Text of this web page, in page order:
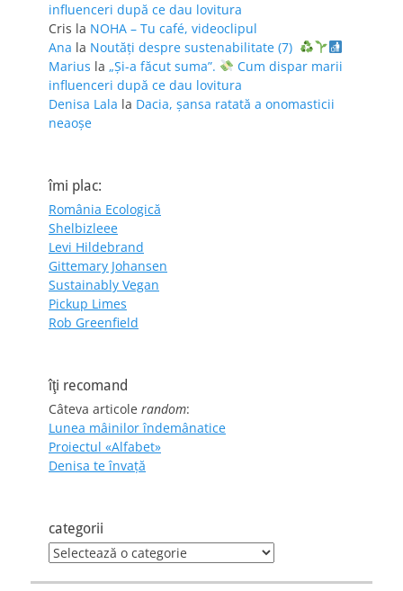
influenceri după ce dau lovitura
Cris la NOHA – Tu café, videoclipul
Ana la Noutăți despre sustenabilitate (7)
Marius la „Și-a făcut suma”.
Cum dispar marii
influenceri după ce dau lovitura
Denisa Lala la Dacia, șansa ratată a onomasticii
neaoșe
îmi plac:
România Ecologică
Shelbizleee
Levi Hildebrand
Gittemary Johansen
Sustainably Vegan
Pickup Limes
Rob Greenfield
îţi recomand
Câteva articole random:
Lunea mâinilor îndemânatice
Proiectul «Alfabet»
Denisa te învaţă
categorii
categorii